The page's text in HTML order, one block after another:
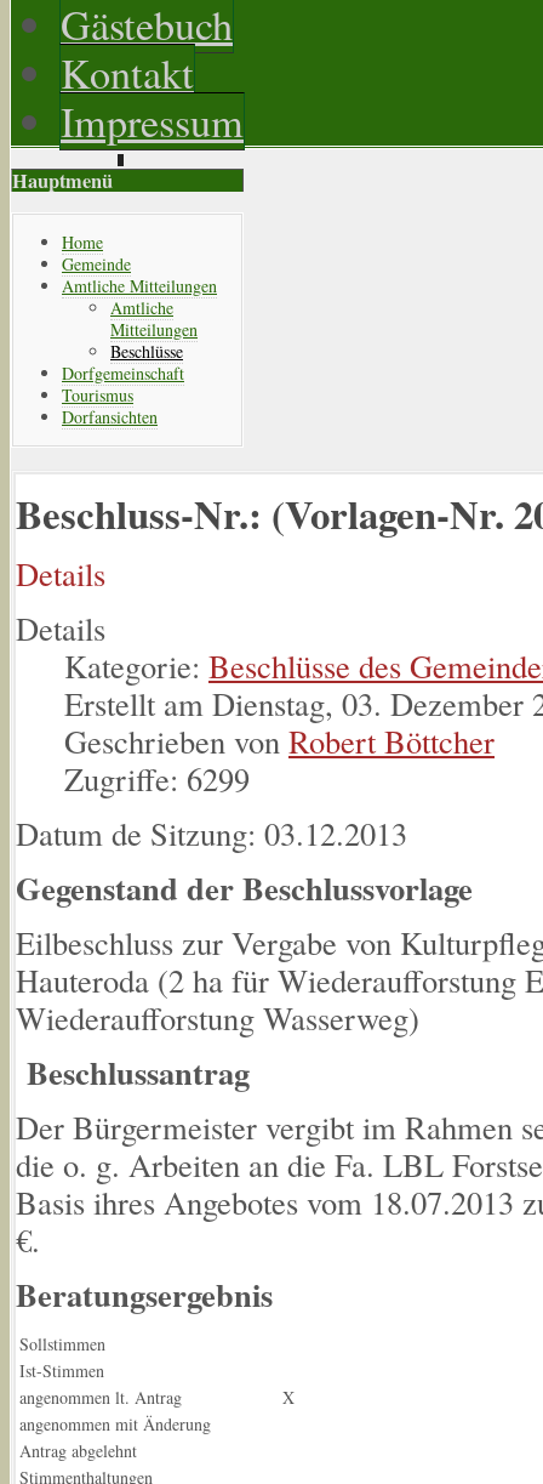
Gästebuch
Kontakt
Impressum
Hauptmenü
Home
Gemeinde
Amtliche Mitteilungen
Amtliche
Mitteilungen
Beschlüsse
Dorfgemeinschaft
Tourismus
Dorfansichten
Beschluss-Nr.: (Vorlagen-Nr.
Details
Details
Kategorie: Beschlüsse des
Erstellt am Dienstag, 03. Dezember
Geschrieben von Robert Böttcher
Zugriffe: 6299
Datum de Sitzung: 03.12.2013
Gegenstand der Beschlussvorlage
Eilbeschluss zur Vergabe von
Hauteroda (2 ha für Wiederaufforstung
Wiederaufforstung Wasserweg)
Beschlussantrag
Der Bürgermeister vergibt im Rahmen
die o. g. Arbeiten an die Fa. LBL
Basis ihres Angebotes vom 18.07.2013
€.
Beratungsergebnis
Sollstimmen
Ist-Stimmen
angenommen lt. Antrag
X
angenommen mit Änderung
Antrag abgelehnt
Stimmenthaltungen